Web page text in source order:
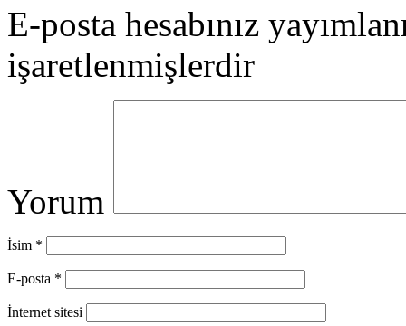
E-posta hesabınız
işaretlenmişlerdir
Yorum
İsim *
E-posta *
İnternet sitesi